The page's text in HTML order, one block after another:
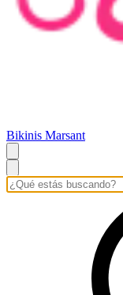
Bikinis Marsant